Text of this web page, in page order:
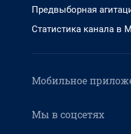
Предвыборная
Статистика канала в
Мобильное
Мы в соцсетях